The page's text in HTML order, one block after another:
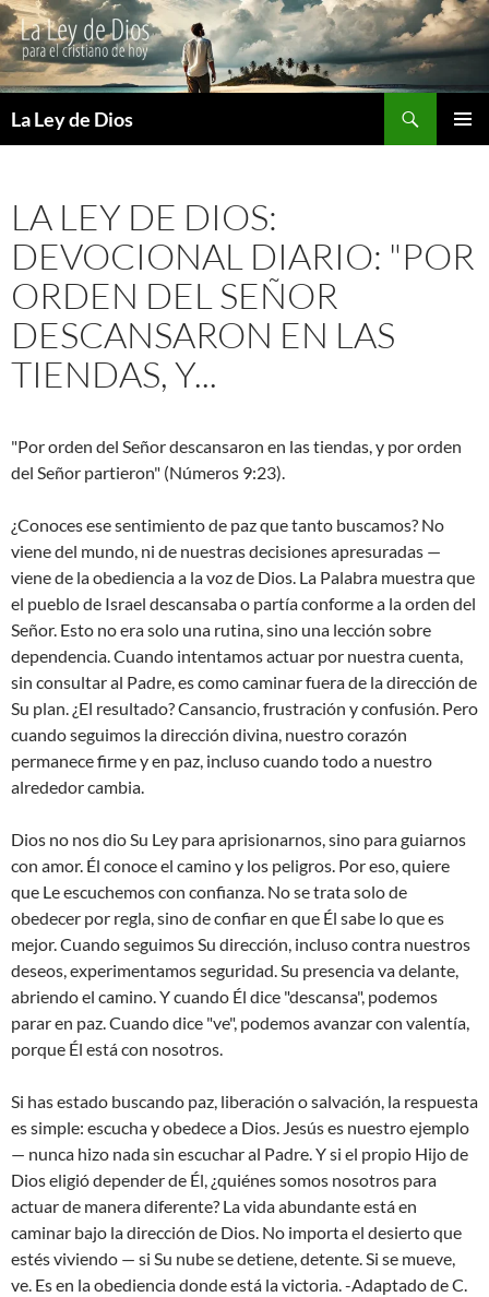
La Ley de Dios
LA LEY DE DIOS:
DEVOCIONAL DIARIO: "POR
ORDEN DEL SEÑOR
DESCANSARON EN LAS
TIENDAS, Y...
"Por orden del Señor descansaron en las tiendas, y por orden
del Señor partieron" (Números 9:23).
¿Conoces ese sentimiento de paz que tanto buscamos? No
viene del mundo, ni de nuestras decisiones apresuradas —
viene de la obediencia a la voz de Dios. La Palabra muestra que
el pueblo de Israel descansaba o partía conforme a la orden del
Señor. Esto no era solo una rutina, sino una lección sobre
dependencia. Cuando intentamos actuar por nuestra cuenta,
sin consultar al Padre, es como caminar fuera de la dirección de
Su plan. ¿El resultado? Cansancio, frustración y confusión. Pero
cuando seguimos la dirección divina, nuestro corazón
permanece firme y en paz, incluso cuando todo a nuestro
alrededor cambia.
Dios no nos dio Su Ley para aprisionarnos, sino para guiarnos
con amor. Él conoce el camino y los peligros. Por eso, quiere
que Le escuchemos con confianza. No se trata solo de
obedecer por regla, sino de confiar en que Él sabe lo que es
mejor. Cuando seguimos Su dirección, incluso contra nuestros
deseos, experimentamos seguridad. Su presencia va delante,
abriendo el camino. Y cuando Él dice "descansa", podemos
parar en paz. Cuando dice "ve", podemos avanzar con valentía,
porque Él está con nosotros.
Si has estado buscando paz, liberación o salvación, la respuesta
es simple: escucha y obedece a Dios. Jesús es nuestro ejemplo
— nunca hizo nada sin escuchar al Padre. Y si el propio Hijo de
Dios eligió depender de Él, ¿quiénes somos nosotros para
actuar de manera diferente? La vida abundante está en
caminar bajo la dirección de Dios. No importa el desierto que
estés viviendo — si Su nube se detiene, detente. Si se mueve,
ve. Es en la obediencia donde está la victoria. -Adaptado de C.